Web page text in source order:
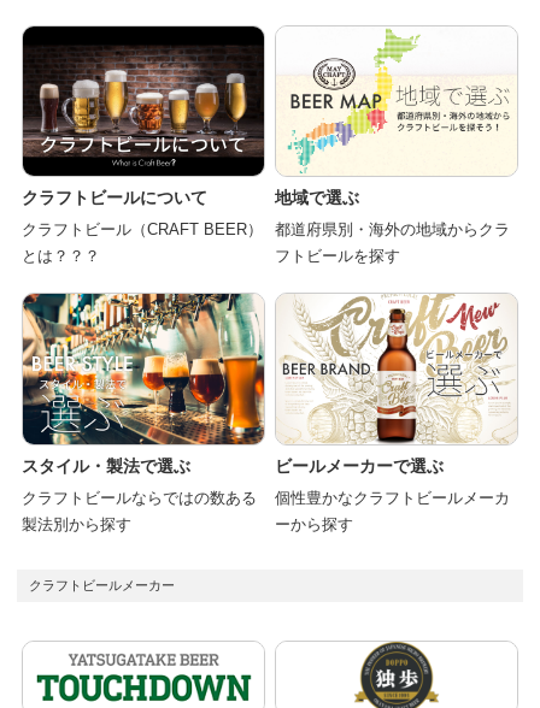
クラフトビールについて
クラフトビール（CRAFT BEER）
とは？？？
地域で選ぶ
都道府県別・海外の地域からクラ
フトビールを探す
スタイル・製法で選ぶ
クラフトビールならではの数ある
製法別から探す
ビールメーカーで選ぶ
個性豊かなクラフトビールメーカ
ーから探す
クラフトビールメーカー